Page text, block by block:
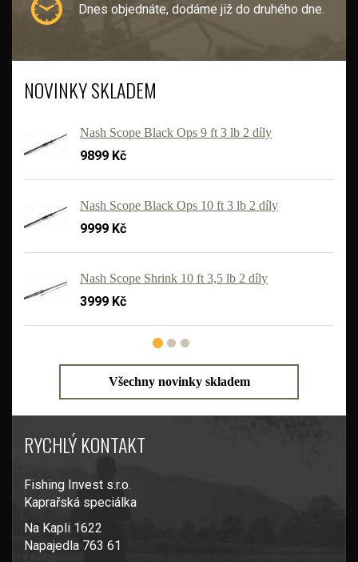
Dnes objednáte, dodáme již do druhého dne.
NOVINKY SKLADEM
Nash Scope Black Ops 9 ft 3 lb 2 díly
9899 Kč
Nash Scope Black Ops 10 ft 3 lb 2 díly
9999 Kč
Nash Scope Shrink 10 ft 3,5 lb 2 díly
3999 Kč
Všechny novinky skladem
RYCHLÝ KONTAKT
Fishing Invest s.r.o.
Kaprařská speciálka
Na Kapli 1622
Napajedla 763 61